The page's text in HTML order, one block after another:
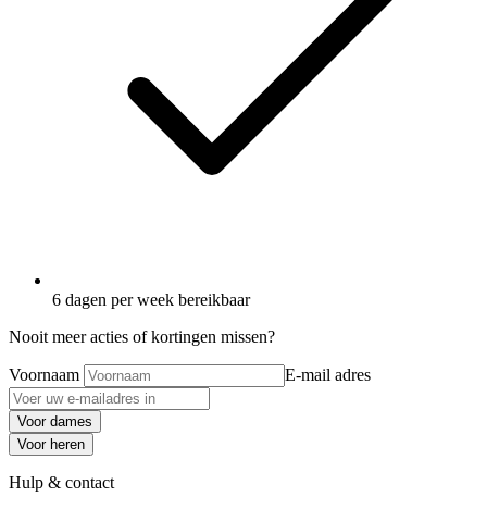
6 dagen per week bereikbaar
Nooit meer acties of kortingen missen?
Voornaam E-mail adres
Voor dames
Voor heren
Hulp & contact